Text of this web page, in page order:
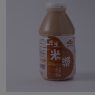
奶蛋豆・五穀
肉品・水產
把最好的台灣味帶回家！
防災用品預購圓滿結束
2026年端午節預購圓滿結束
更多預購活動
社內大小事
關於合作社
認識合作社
合作社組織
重要公告